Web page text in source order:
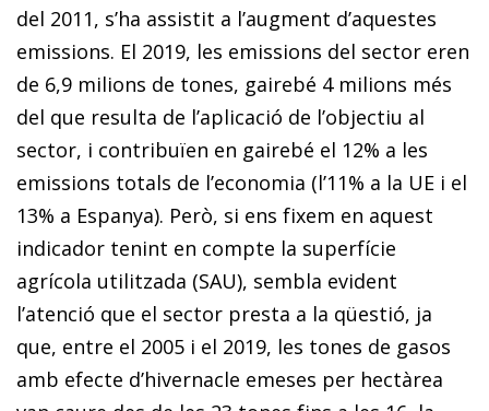
del 2011, s’ha assistit a l’augment d’aquestes
emissions. El 2019, les emissions del sector eren
de 6,9 milions de tones, gairebé 4 milions més
del que resulta de l’aplicació de l’objectiu al
sector, i contribuïen en gairebé el 12% a les
emissions totals de l’economia (l’11% a la UE i el
13% a Espanya). Però, si ens fixem en aquest
indicador tenint en compte la superfície
agrícola utilitzada (SAU), sembla evident
l’atenció que el sector presta a la qüestió, ja
que, entre el 2005 i el 2019, les tones de gasos
amb efecte d’hivernacle emeses per hectàrea